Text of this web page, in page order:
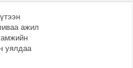
ажил
уялдаа